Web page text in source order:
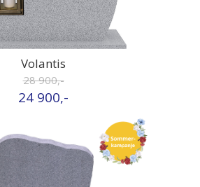
Volantis
28 900,-
24 900,-